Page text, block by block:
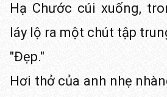
Hạ Chước cúi xuống,
láy lộ ra một chút tập
"Đẹp."
Hơi thở của anh nhẹ